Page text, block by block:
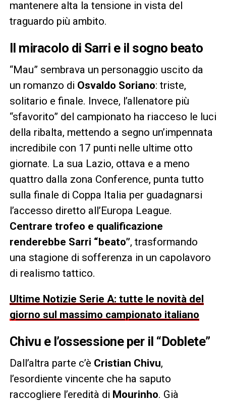
mantenere alta la tensione in vista del
traguardo più ambito.
Il miracolo di Sarri e il sogno beato
“Mau” sembrava un personaggio uscito da
un romanzo di Osvaldo Soriano: triste,
solitario e finale. Invece, l’allenatore più
“sfavorito” del campionato ha riacceso le luci
della ribalta, mettendo a segno un’impennata
incredibile con 17 punti nelle ultime otto
giornate. La sua Lazio, ottava e a meno
quattro dalla zona Conference, punta tutto
sulla finale di Coppa Italia per guadagnarsi
l’accesso diretto all’Europa League.
Centrare trofeo e qualificazione
renderebbe Sarri “beato”, trasformando
una stagione di sofferenza in un capolavoro
di realismo tattico.
Ultime Notizie Serie A: tutte le novità del
giorno sul massimo campionato italiano
Chivu e l’ossessione per il “Doblete”
Dall’altra parte c’è Cristian Chivu,
l’esordiente vincente che ha saputo
raccogliere l’eredità di Mourinho. Già